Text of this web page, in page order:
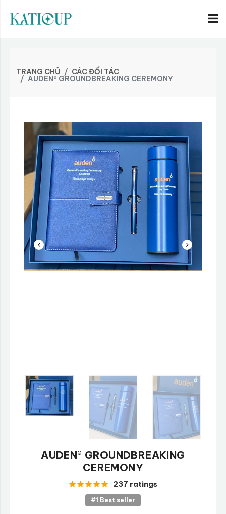
TRANG CHỦ CÁC ĐỐI TÁC
AUDEN® GROUNDBREAKING CEREMONY
AUDEN® GROUNDBREAKING
CEREMONY
237 ratings
#1 Best seller